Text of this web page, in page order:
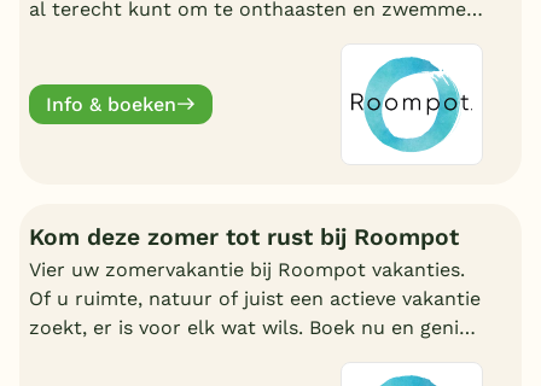
al terecht kunt om te onthaasten en zwemmen.
Info & boeken
Kom deze zomer tot rust bij Roompot
Vier uw zomervakantie bij Roompot vakanties.
Of u ruimte, natuur of juist een actieve vakantie
zoekt, er is voor elk wat wils. Boek nu en geniet